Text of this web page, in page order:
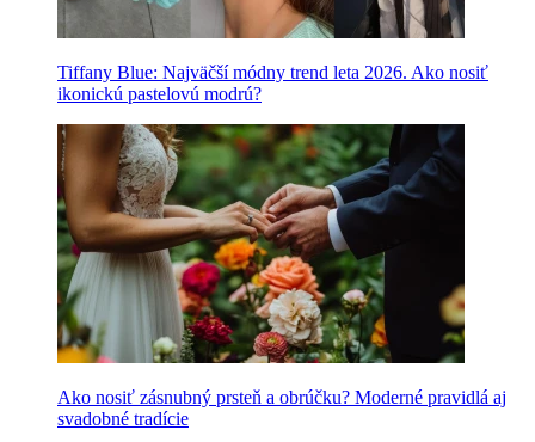
Tiffany Blue: Najväčší módny trend leta 2026. Ako nosiť
ikonickú pastelovú modrú?
Ako nosiť zásnubný prsteň a obrúčku? Moderné pravidlá aj
svadobné tradície